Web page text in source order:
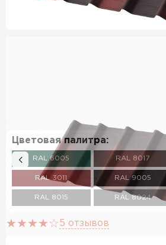
Цветовая палитра:
RAL 6005 RAL 8017
RAL 3011 RAL 9005
RAL 8015 RAL 8024
5 отзывов